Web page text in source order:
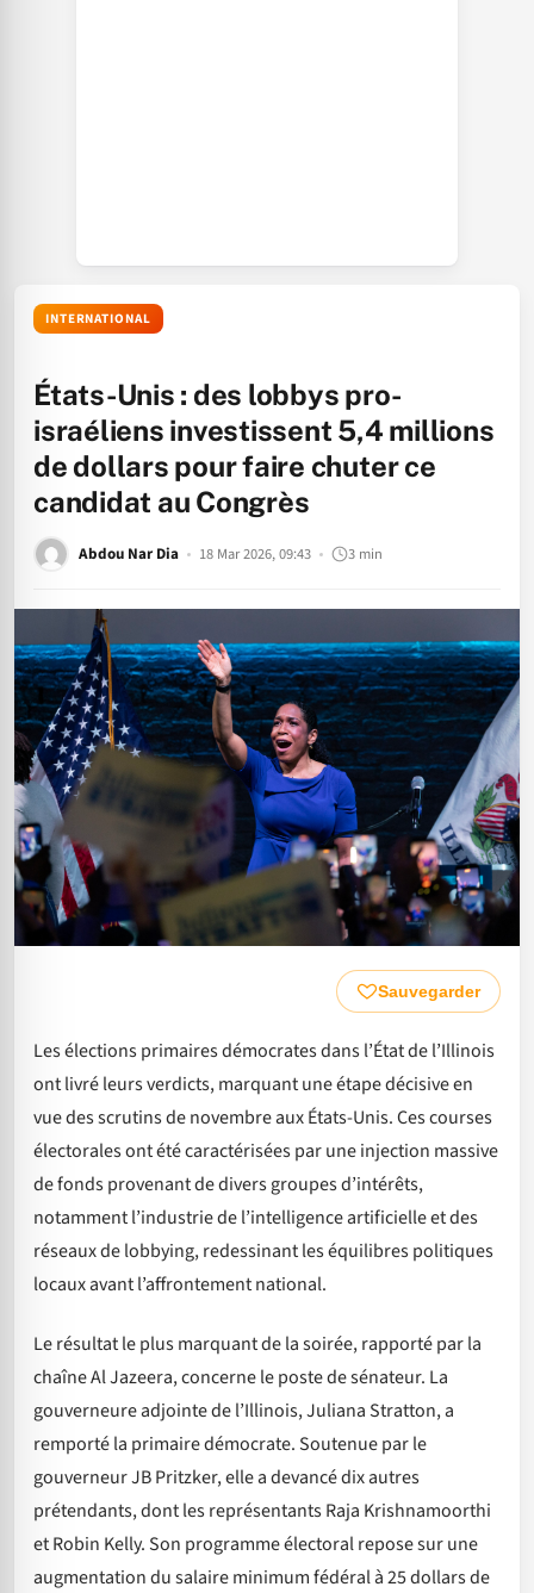
INTERNATIONAL
États-Unis : des lobbys pro-
israéliens investissent 5,4 millions
de dollars pour faire chuter ce
candidat au Congrès
Abdou Nar Dia 18 Mar 2026, 09:43 3 min
Sauvegarder
Les élections primaires démocrates dans l’État de l’Illinois
ont livré leurs verdicts, marquant une étape décisive en
vue des scrutins de novembre aux États-Unis. Ces courses
électorales ont été caractérisées par une injection massive
de fonds provenant de divers groupes d’intérêts,
notamment l’industrie de l’intelligence artificielle et des
réseaux de lobbying, redessinant les équilibres politiques
locaux avant l’affrontement national.
Le résultat le plus marquant de la soirée, rapporté par la
chaîne Al Jazeera, concerne le poste de sénateur. La
gouverneure adjointe de l’Illinois, Juliana Stratton, a
remporté la primaire démocrate. Soutenue par le
gouverneur JB Pritzker, elle a devancé dix autres
prétendants, dont les représentants Raja Krishnamoorthi
et Robin Kelly. Son programme électoral repose sur une
augmentation du salaire minimum fédéral à 25 dollars de